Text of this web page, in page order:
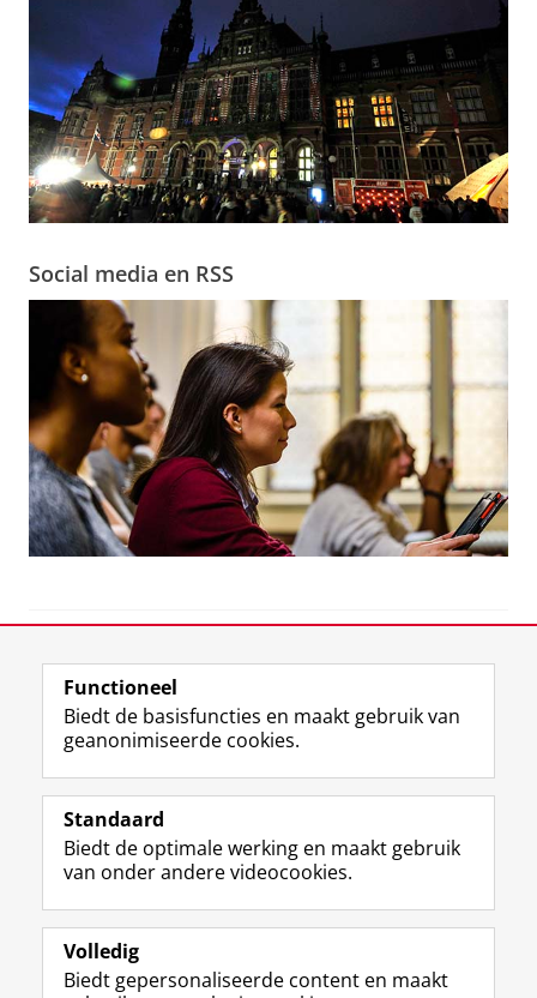
Social media en RSS
View this page in:English
Volg de RUG
F
a
e
b
o
p
L
i
k
e
I
-
R
S
-
f
e
R
I
n
t
r
m
Y
o
T
e
k
Studiekiezers
Alumni
Over ons
Functioneel
Biedt de basisfuncties en maakt gebruik van
geanonimiseerde cookies.
Standaard
Biedt de optimale werking en maakt gebruik
van onder andere videocookies.
Volledig
Biedt gepersonaliseerde content en maakt